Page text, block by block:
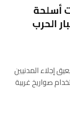
أسلحة
الحرب
إجلاء المدنيين
صواريخ غربية